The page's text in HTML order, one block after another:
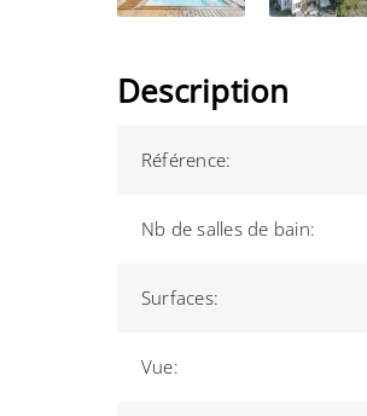
Description
Référence:
Nb de salles de bain:
Surfaces:
Vue: